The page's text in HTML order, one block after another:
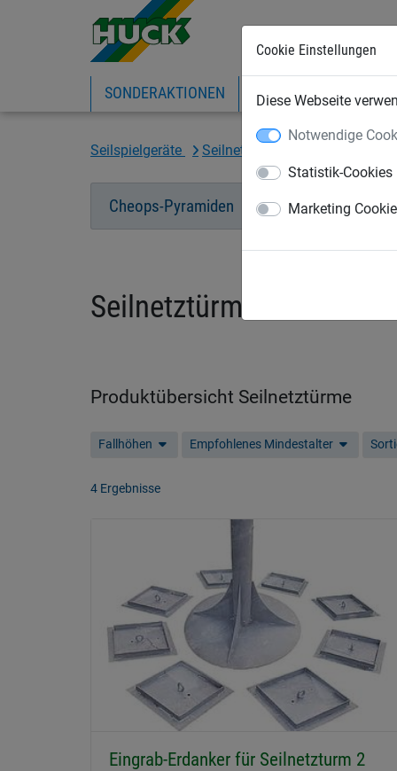
Cookie Einstellungen
Diese Webseite
Notwendige
Statistik-Cookies
Marketing
SONDERAKTIONEN EXPRESS-SHOP
Seilspielgeräte Seilnetz-Pyramiden
Cheops-Pyramiden SPIDER-Serie
Seilnetztürme
Produktübersicht Seilnetztürme
Fallhöhen Empfohlenes Mindestalter
4 Ergebnisse
Eingrab-Erdanker für Seilnetzturm 2